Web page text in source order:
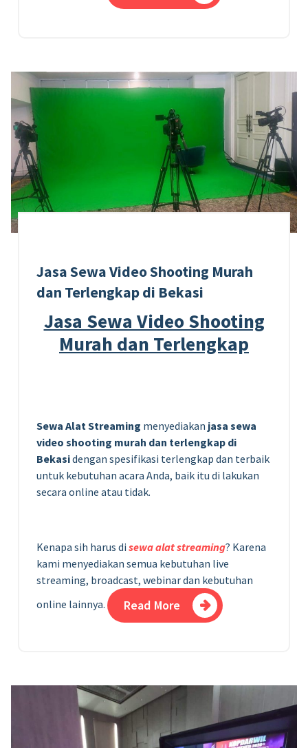
Jasa Sewa Video Shooting Murah
dan Terlengkap di Bekasi
Jasa Sewa Video Shooting
Murah dan Terlengkap
Sewa Alat Streaming menyediakan jasa sewa
video shooting murah dan terlengkap di
Bekasidengan spesifikasi terlengkap dan terbaik
untuk kebutuhan acara Anda, baik itu di lakukan
secara online atau tidak.
Kenapa sih harus di sewa alat streaming? Karena
kami menyediakan semua kebutuhan live
streaming, broadcast, webinar dan kebutuhan
online lainnya.
Read More